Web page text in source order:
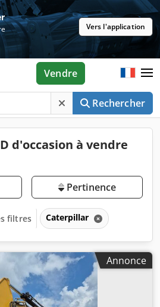
Vers l'application
Rechercher
Vendre
d'occasion à vendre
Pertinence
filtres Caterpillar
Annonce